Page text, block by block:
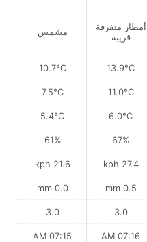
أمطار متفرقة
قريبة
13.9°C
11.0°C
6.0°C
67%
27.4 kph
0.5 mm
3.0
07:16 AM
مشمس
10.7°C
7.5°C
5.4°C
61%
21.6 kph
0.0 mm
3.0
07:15 AM